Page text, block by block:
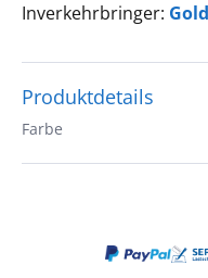
Inverkehrbringer:
Produktdetails
Farbe